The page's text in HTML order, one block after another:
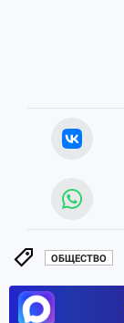
ОБЩЕСТВО